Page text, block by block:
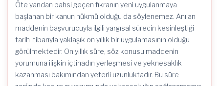
Öte yandan bahsi geçen fıkranın yeni uygulanmaya
başlanan bir kanun hükmü olduğu da söylenemez. Anılan
maddenin başvurucuyla ilgili yargısal sürecin kesinleştiği
tarih itibarıyla yaklaşık on yıllık bir uygulamasının olduğu
görülmektedir. On yıllık süre, söz konusu maddenin
yorumuna ilişkin içtihadın yerleşmesi ve yeknesaklık
kazanması bakımından yeterli uzunluktadır. Bu süre